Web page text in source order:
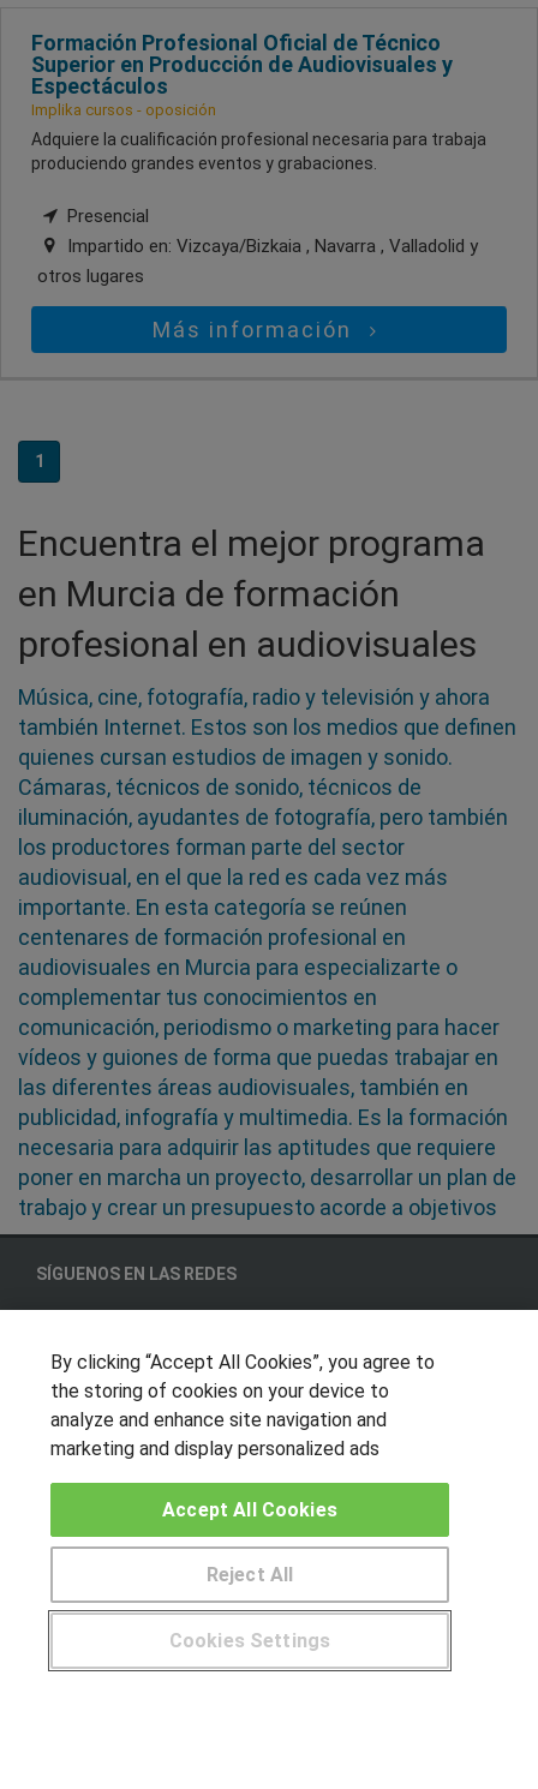
Formación Profesional Oficial de Técnico
Superior en Producción de Audiovisuales y
Espectáculos
Implika cursos - oposición
Adquiere la cualificación profesional necesaria para trabaja
produciendo grandes eventos y grabaciones.
Presencial
Impartido en: Vizcaya/Bizkaia , Navarra , Valladolid y
otros lugares
Más información
1
Encuentra el mejor programa
en Murcia de formación
profesional en audiovisuales
Música, cine, fotografía, radio y televisión y ahora
también Internet. Estos son los medios que definen
quienes cursan estudios de imagen y sonido.
Cámaras, técnicos de sonido, técnicos de
iluminación, ayudantes de fotografía, pero también
los productores forman parte del sector
audiovisual, en el que la red es cada vez más
importante. En esta categoría se reúnen
centenares de formación profesional en
audiovisuales en Murcia para especializarte o
complementar tus conocimientos en
comunicación, periodismo o marketing para hacer
vídeos y guiones de forma que puedas trabajar en
las diferentes áreas audiovisuales, también en
publicidad, infografía y multimedia. Es la formación
necesaria para adquirir las aptitudes que requiere
poner en marcha un proyecto, desarrollar un plan de
trabajo y crear un presupuesto acorde a objetivos
SÍGUENOS EN LAS REDES
OTROS GRUPOS DE INTERES
Muro de los idiomas
Locos por las becas
Publicar cursos
USUARIOS ¿Tienes alguna duda? 900 264 357
By clicking “Accept All Cookies”, you agree to
the storing of cookies on your device to
analyze and enhance site navigation and
marketing and display personalized ads
Cookies Settings
Reject All
Accept All Cookies